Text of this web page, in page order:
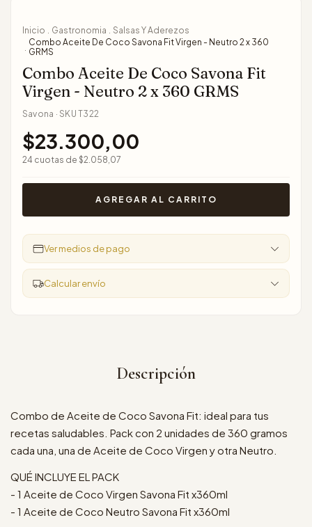
Inicio . Gastronomia . Salsas Y Aderezos
Combo Aceite De Coco Savona Fit Virgen - Neutro 2 x 360
GRMS
Combo Aceite De Coco Savona Fit
Virgen - Neutro 2 x 360 GRMS
Savona · SKUT322
$23.300,00
24 cuotas de $2.058,07
Ver medios de pago
Calcular envío
Descripción
Combo de Aceite de Coco Savona Fit: ideal para tus
recetas saludables. Pack con 2 unidades de 360 gramos
cada una, una de Aceite de Coco Virgen y otra Neutro.
QUÉ INCLUYE EL PACK
- 1 Aceite de Coco Virgen Savona Fit x360ml
- 1 Aceite de Coco Neutro Savona Fit x360ml